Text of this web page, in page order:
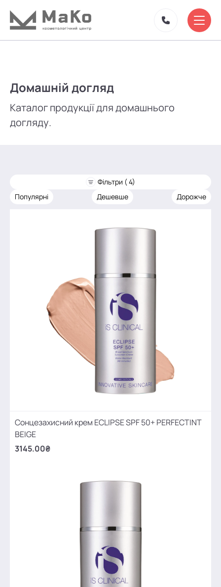
Домашній догляд
Каталог продукції для домашнього
догляду.
Фільтри ( 4)
Популярні
Дешевше Дорожче
Сонцезахисний крем ECLIPSE SPF 50+ PERFECTINT
BEIGE
3145.00₴